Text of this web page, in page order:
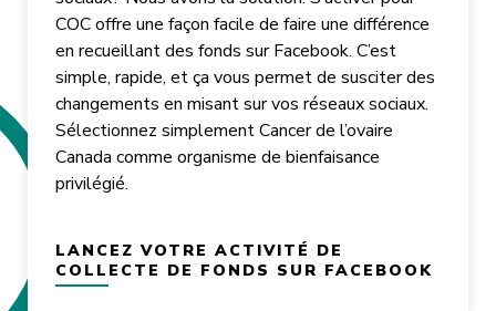
COC offre une façon facile de faire une différence
en recueillant des fonds sur Facebook. C’est
simple, rapide, et ça vous permet de susciter des
changements en misant sur vos réseaux sociaux.
Sélectionnez simplement Cancer de l’ovaire
Canada comme organisme de bienfaisance
privilégié.
LANCEZ VOTRE ACTIVITÉ DE
COLLECTE DE FONDS SUR FACEBOOK